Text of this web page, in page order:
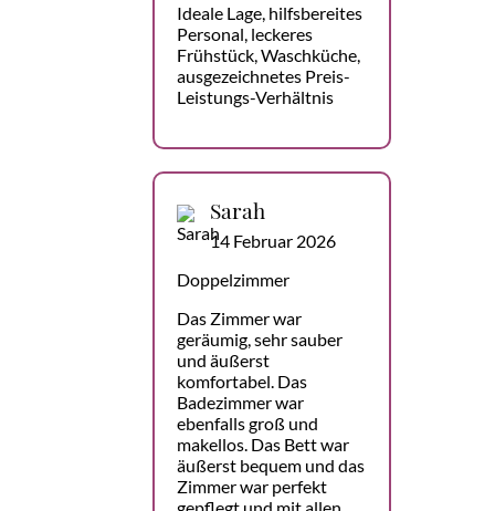
Ideale Lage, hilfsbereites
Personal, leckeres
Frühstück, Waschküche,
ausgezeichnetes Preis-
Leistungs-Verhältnis
Sarah
14 Februar 2026
Doppelzimmer
Das Zimmer war
geräumig, sehr sauber
und äußerst
komfortabel. Das
Badezimmer war
ebenfalls groß und
makellos. Das Bett war
äußerst bequem und das
Zimmer war perfekt